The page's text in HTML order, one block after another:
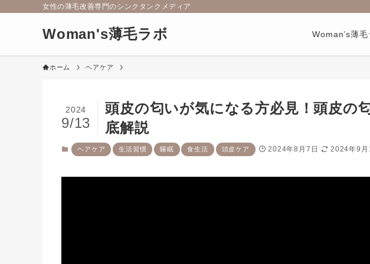
女性の薄毛改善専門のシンクタンクメディア
Woman's薄毛ラボ Woman’s薄毛
ホーム ヘアケア
頭皮の匂いが気になる方必見！頭皮の
底解説
2024
9/13
ヘアケア 生活習慣 睡眠 食生活 頭皮ケア 2024年8月7日 2024年9月